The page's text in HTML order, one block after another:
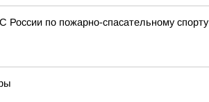
по пожарно-спасательному спорту